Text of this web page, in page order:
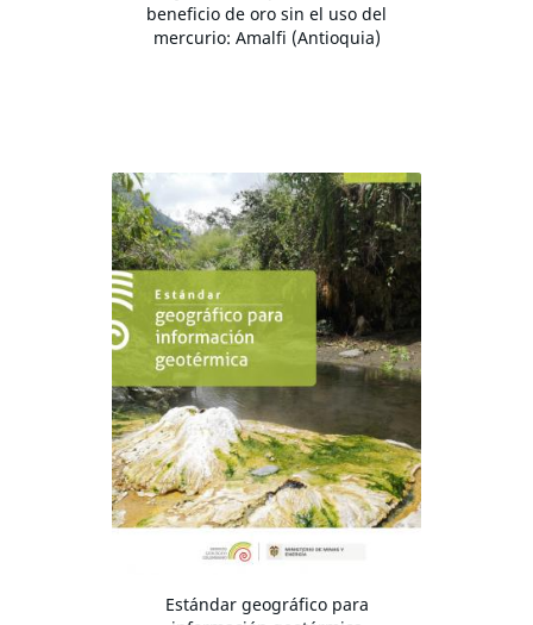
beneficio de oro sin el uso del
mercurio: Amalfi (Antioquia)
Estándar geográfico para